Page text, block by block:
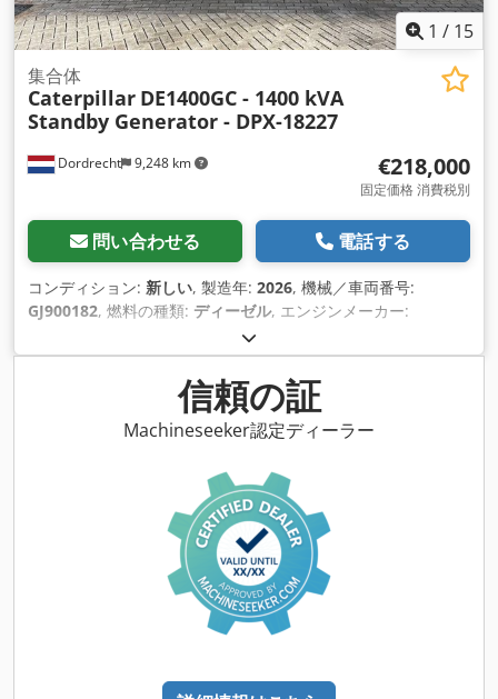
1 / 15
Dordrecht 9,248 km
集合体
Caterpillar DE1400GC - 1400 kVA
Standby Generator - DPX-18227
€218,000
固定価格 消費税別
問い合わせる 電話する
コンディション: 新しい, 製造年: 2026, 機械／車両番号:
GJ900182, 燃料の種類: ディーゼル, エンジンメーカー:
信頼の証
Machineseeker認定ディーラー